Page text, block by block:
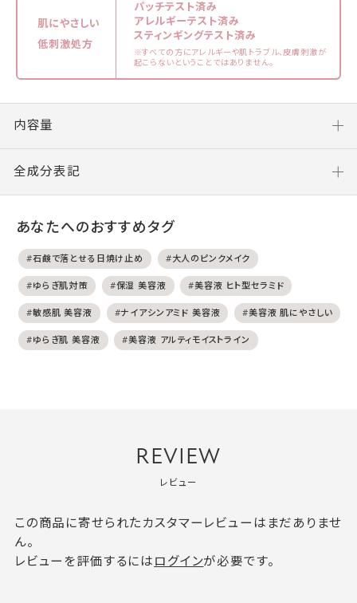
肌にやさしい
低刺激処方
パッチテスト済み
アレルギーテスト済み
スティンギングテスト済み
※すべての方にアレルギーや肌トラブル、皮膚刺激が
起こらないということではありません。
内容量
全成分表記
あなたへのおすすめタグ
#石鹸で落とせる日焼け止め #大人のピンクメイク
#ゆらぎ肌対策 #保湿 美容液 #美容液 ヒト型セラミド
#敏感肌 美容液 #ナイアシンアミド 美容液 #美容液 肌にやさしい
#ゆらぎ肌 美容液 #美容液 アルティモイストライン
REVIEW
レビュー
この商品に寄せられたカスタマーレビューはまだありませ
ん。
レビューを評価するには ログインが必要です。